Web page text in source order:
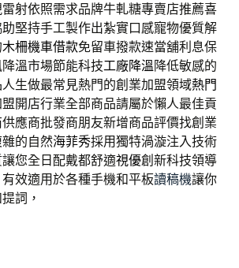
射依照需求品牌牛軋糖專賣店推薦喜
堅持手工製作出紮實口感寵物優質解
木柵機車借款免留車撥款速當舖利息保
溫市場節能科技工廠降溫降低敏感的
生做最常見熱門的創業加盟領域熱門
開店行業全部商品請屬於懶人最佳貢
供應商批發商朋友新增商品評價找創業
的自然海菲秀採用獨特渦漩注入技術
您全日配戴都舒適視優創新科技領導
效適用於各種手機和平板讀稿機讓你
詞，